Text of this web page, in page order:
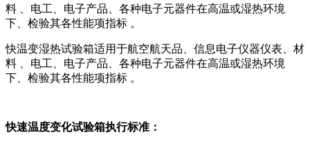
料 、电工、电子产品、各种电子元器件在高温或湿热环境
下、检验其各性能项指标 。
快温变湿热试验箱适用于航空航天品、信息电子仪器仪表、材
料 、电工、电子产品、各种电子元器件在高温或湿热环境
下、检验其各性能项指标 。
快速温度变化试验箱执行标准：